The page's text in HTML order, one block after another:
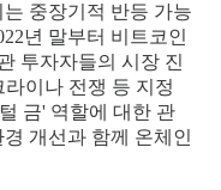
중장기적 반등 가능
년 말부터 비트코인
투자자들의 시장 진
이나 전쟁 등 지정
금' 역할에 대한 관
개선과 함께 온체인